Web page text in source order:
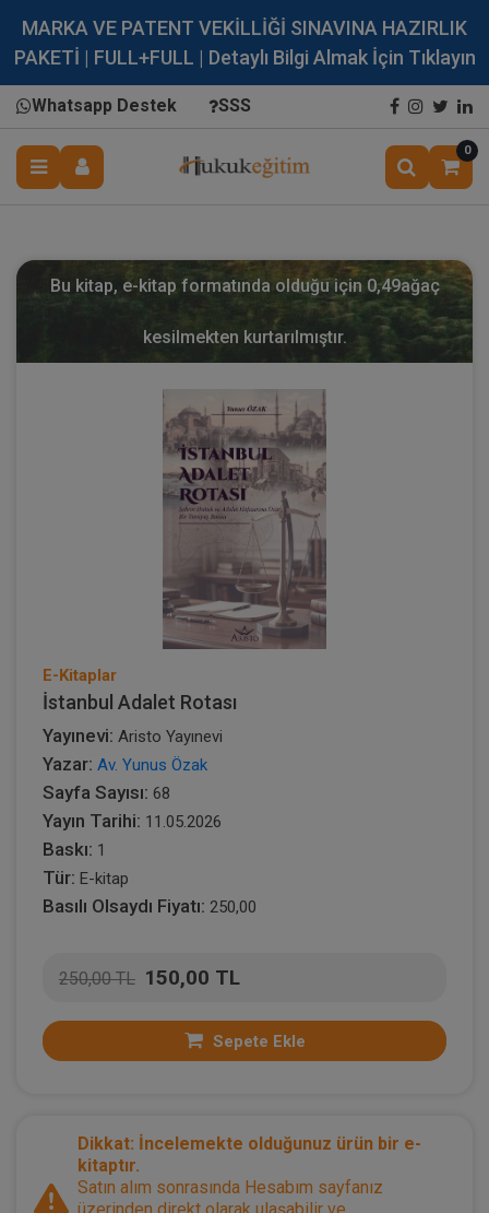
MARKA VE PATENT VEKİLLİĞİ SINAVINA HAZIRLIK
PAKETİ | FULL+FULL | Detaylı Bilgi Almak İçin Tıklayın
Whatsapp Destek SSS
0
Bu kitap, e-kitap formatında olduğu için 0,49ağaç
kesilmekten kurtarılmıştır.
E-Kitaplar
İstanbul Adalet Rotası
Yayınevi: Aristo Yayınevi
Yazar: Av. Yunus Özak
Sayfa Sayısı: 68
Yayın Tarihi: 11.05.2026
Baskı: 1
Tür: E-kitap
Basılı Olsaydı Fiyatı: 250,00
250,00 TL 150,00 TL
Sepete Ekle
Dikkat: İncelemekte olduğunuz ürün bir e-
kitaptır.
Satın alım sonrasında Hesabım sayfanız
üzerinden direkt olarak ulaşabilir ve